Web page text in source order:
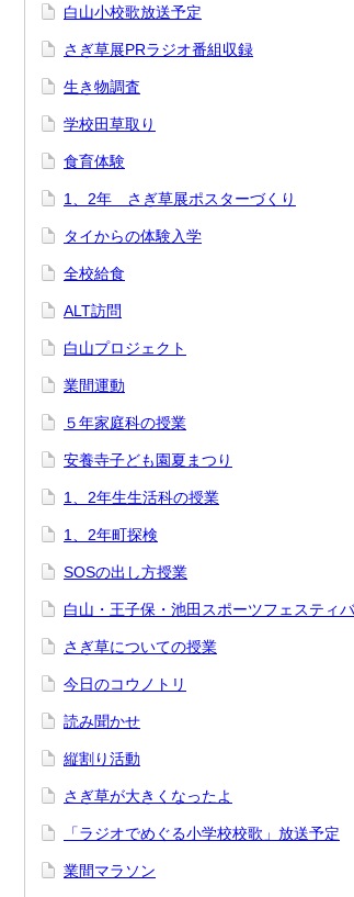
白山小校歌放送予定
さぎ草展PRラジオ番組収録
生き物調査
学校田草取り
食育体験
1、2年 さぎ草展ポスターづくり
タイからの体験入学
全校給食
ALT訪問
白山プロジェクト
業間運動
５年家庭科の授業
安養寺子ども園夏まつり
1、2年生生活科の授業
1、2年町探検
SOSの出し方授業
白山・王子保・池田スポーツフェスティ
さぎ草についての授業
今日のコウノトリ
読み聞かせ
縦割り活動
さぎ草が大きくなったよ
「ラジオでめぐる小学校校歌」放送予定
業間マラソン